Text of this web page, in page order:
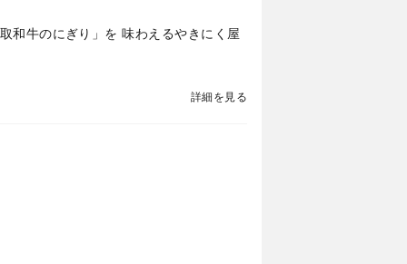
和牛のにぎり」を 味わえるやきにく屋
詳細を見る